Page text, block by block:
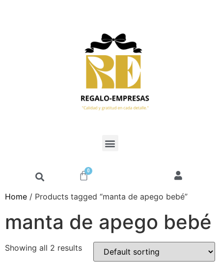
0
Home / Products tagged “manta de apego bebé”
manta de apego bebé
Showing all 2 results